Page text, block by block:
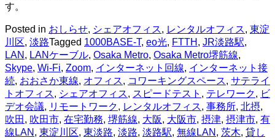
す。
Posted in おしらせ, シェアオフィス, レンタルオフィス, 東淀
川区, 淡路Tagged 1000BASE-T, eo光, FTTH , JR淡路駅,
LAN , LANケーブル, Osaka Metro, Osaka Metro堺筋線,
Skype, Wi-Fi, Zoom, インターネット回線, インターネット接
続, おおさか東線, オフィス, コワーキングスペース, サテライ
トオフィス, シェアオフィス, スピードテスト , テレワーク, ビ
デオ会議, リモートワーク, レンタルオフィス, 事務所, 北摂,
吹田 , 吹田市, 在宅勤務, 堺筋線, 大阪, 大阪市, 摂津, 摂津市, 有
線LAN , 東淀川区, 東淡路, 淡路, 淡路駅, 無線LAN , 茨木, 貸し